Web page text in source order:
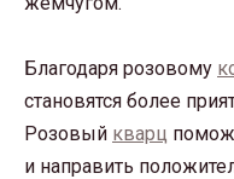
Благодаря розовому
становятся более
Розовый кварц
и направить